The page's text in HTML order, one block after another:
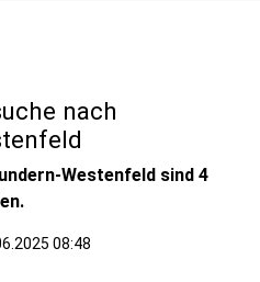
nach
Westenfeld sind 4
08:48